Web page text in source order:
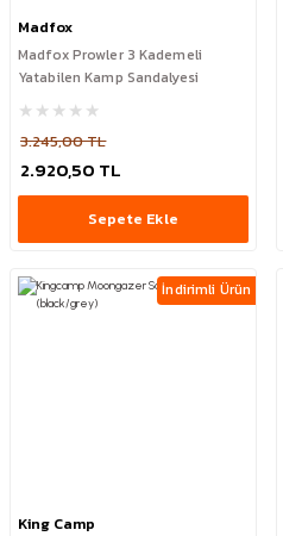
Madfox
Madfox Prowler 3 Kademeli
Yatabilen Kamp Sandalyesi
3.245,00 TL
2.920,50 TL
Sepete Ekle
İndirimli Ürün
King Camp